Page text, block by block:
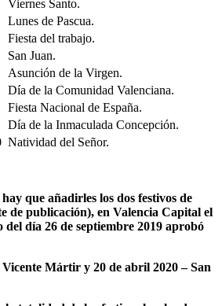
Viernes Santo.
Lunes de Pascua.
Fiesta del trabajo.
San Juan.
Asunción de la Virgen.
Día de la Comunidad Valenciana.
Fiesta Nacional de España.
Día de la Inmaculada Concepción.
Natividad del Señor.
que añadirles los dos festivos de
de publicación), en Valencia Capital el
día 26 de septiembre 2019 aprobó
Vicente Mártir y 20 de abril 2020 – San